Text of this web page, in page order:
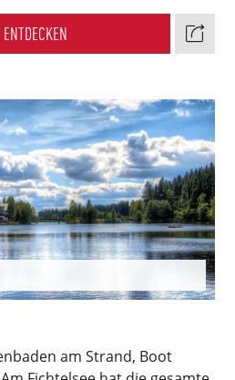
am Strand, Boot